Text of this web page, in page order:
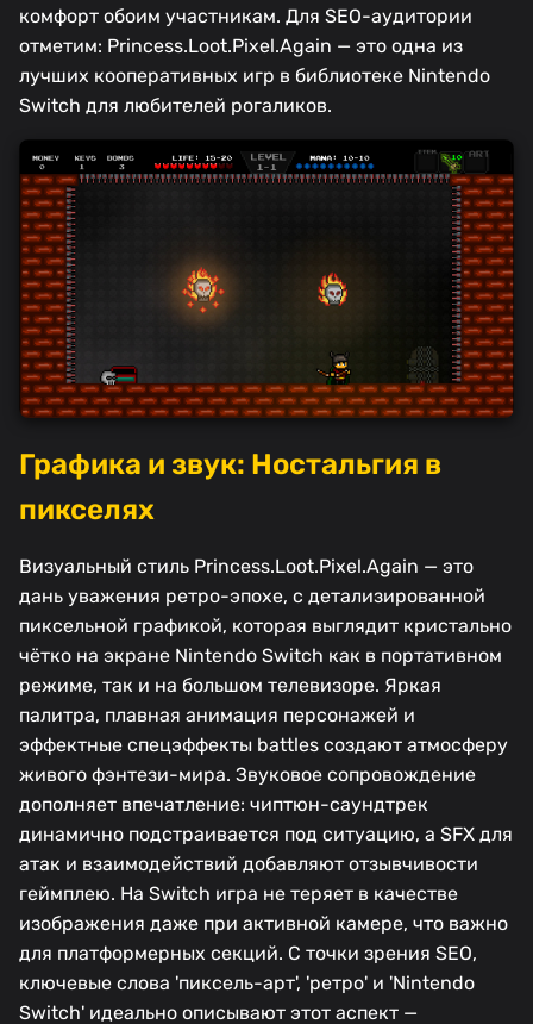
комфорт обоим участникам. Для SEO-аудитории
отметим: Princess.Loot.Pixel.Again — это одна из
лучших кооперативных игр в библиотеке Nintendo
Switch для любителей рогаликов.
Графика и звук: Ностальгия в
пикселях
Визуальный стиль Princess.Loot.Pixel.Again — это
дань уважения ретро-эпохе, с детализированной
пиксельной графикой, которая выглядит кристально
чётко на экране Nintendo Switch как в портативном
режиме, так и на большом телевизоре. Яркая
палитра, плавная анимация персонажей и
эффектные спецэффекты battles создают атмосферу
живого фэнтези-мира. Звуковое сопровождение
дополняет впечатление: чиптюн-саундтрек
динамично подстраивается под ситуацию, а SFX для
атак и взаимодействий добавляют отзывчивости
геймплею. На Switch игра не теряет в качестве
изображения даже при активной камере, что важно
для платформерных секций. С точки зрения SEO,
ключевые слова 'пиксель-арт', 'ретро' и 'Nintendo
Switch' идеально описывают этот аспект —